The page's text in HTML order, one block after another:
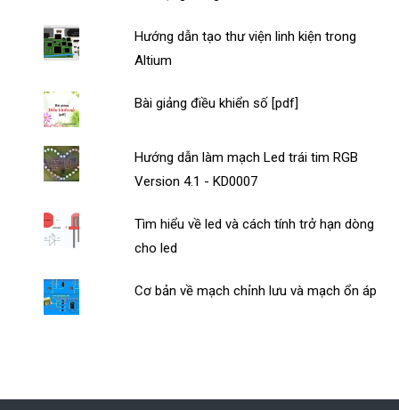
Hướng dẫn tạo thư viện linh kiện trong
Altium
Bài giảng điều khiển số [pdf]
Hướng dẫn làm mạch Led trái tim RGB
Version 4.1 - KD0007
Tìm hiểu về led và cách tính trở hạn dòng
cho led
Cơ bản về mạch chỉnh lưu và mạch ổn áp